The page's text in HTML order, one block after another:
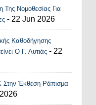
Recent Posts Widget
Της Νομοθεσίας Για
- 22 Jun 2026
Καθοδήγησης
Ο Γ. Αυτιάς - 22
Στην Έκθεση-Ράπισμα